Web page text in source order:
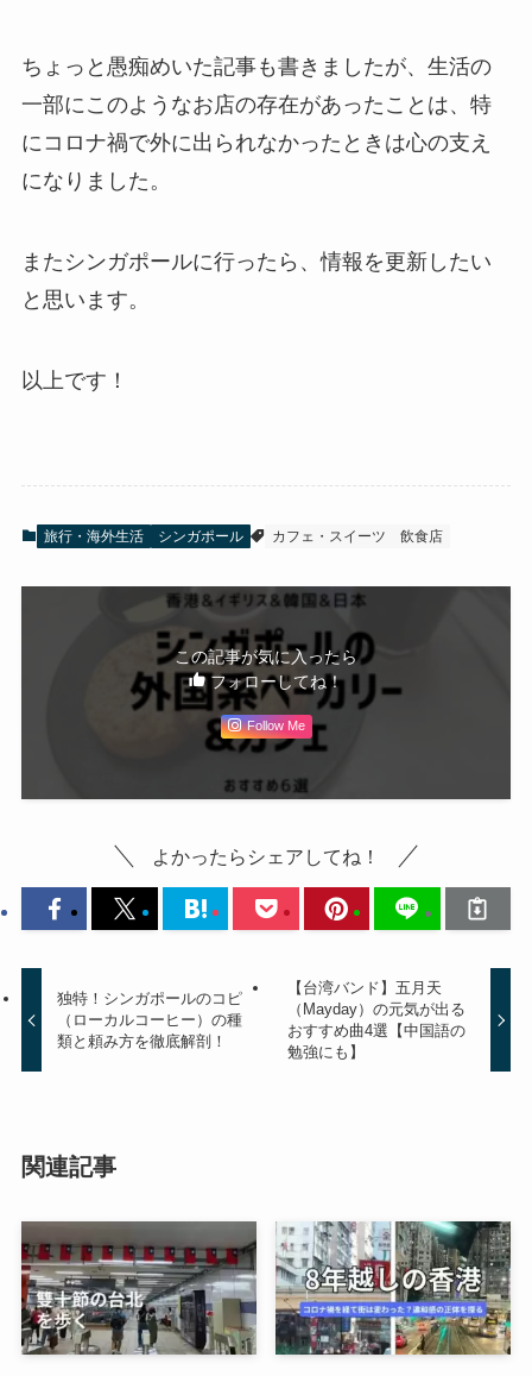
ちょっと愚痴めいた記事も書きましたが、生活の
一部にこのようなお店の存在があったことは、特
にコロナ禍で外に出られなかったときは心の支え
になりました。
またシンガポールに行ったら、情報を更新したい
と思います。
以上です！
旅行・海外生活 シンガポール カフェ・スイーツ 飲食店
この記事が気に入ったら
フォローしてね！
Follow Me
よかったらシェアしてね！
独特！シンガポールのコピ
（ローカルコーヒー）の種
類と頼み方を徹底解剖！
【台湾バンド】五月天
（Mayday）の元気が出る
おすすめ曲4選【中国語の
勉強にも】
関連記事